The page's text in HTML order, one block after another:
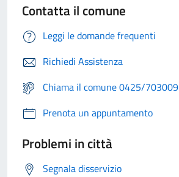
Contatta il comune
Leggi le domande frequenti
Richiedi Assistenza
Chiama il comune 0425/703009
Prenota un appuntamento
Problemi in città
Segnala disservizio